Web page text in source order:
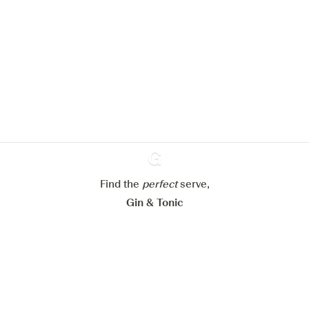
Ginventory
Find the perfectserve,
Gin & Tonic
Paramétrer mes cookies
Refuser tout Accepter tout